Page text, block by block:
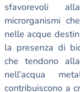
sfavorevoli
microrganismi
nelle acque
la presenza di
che tendono
nell’acqua
contribuiscono a